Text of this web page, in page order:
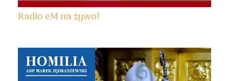
Radio eM na żywo!